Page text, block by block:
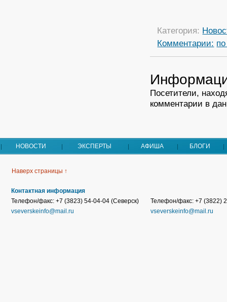
Категория:
Комментарии:
Посетители,
комментарии в
НОВОСТИ ЭКСПЕРТЫ АФИША БЛОГИ
Наверх страницы ↑
Контактная информация
Телефон/факс: +7 (3823) 54-04-04 (Северск)
vseverskeinfo@mail.ru
Телефон/факс: +7 (3822)
vseverskeinfo@mail.ru